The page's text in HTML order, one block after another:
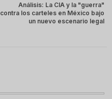
Análisis: La CIA y la "guerra"
contra los carteles en México bajo
un nuevo escenario legal